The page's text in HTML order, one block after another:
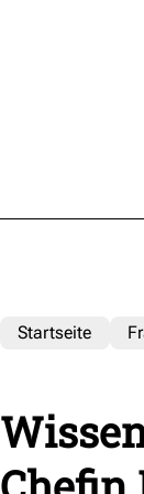
Startseite